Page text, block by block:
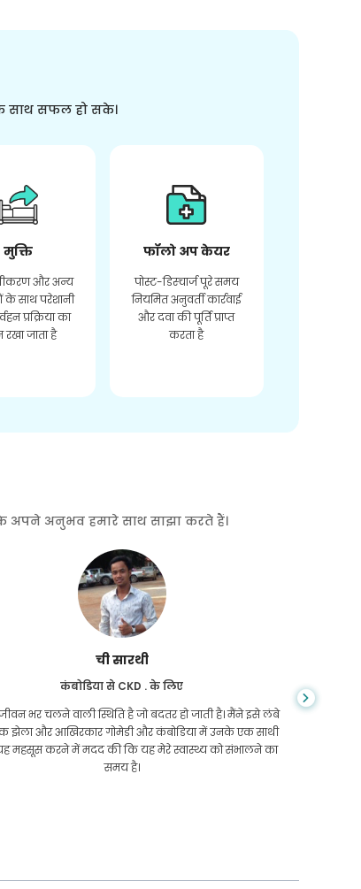
के साथ सफल हो सके।
मुक्ति
और अन्य
के साथ परेशानी
प्रक्रिया का
रखा जाता है
फॉलो अप केयर
पोस्ट-डिस्चार्ज पूरे समय
नियमित अनुवर्ती कार्रवाई
और दवा की पूर्ति प्राप्त
करता है
के अपने अनुभव हमारे साथ साझा करते हैं।
ची सारथी
कंबोडिया से CKD . के लिए
भर चलने वाली स्थिति है जो बदतर हो जाती है। मैंने इसे लंबे
झेला और आखिरकार गोमेडी और कंबोडिया में उनके एक साथी
महसूस करने में मदद की कि यह मेरे स्वास्थ्य को संभालने का
समय है।